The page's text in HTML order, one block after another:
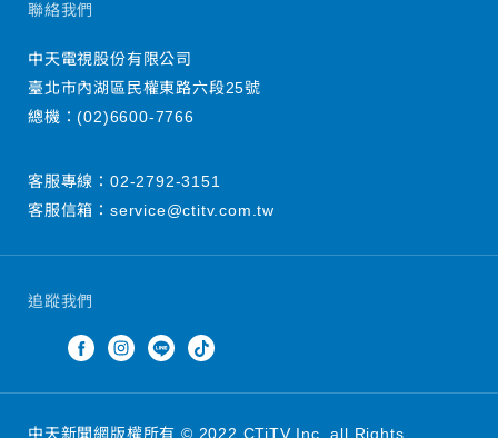
追蹤我們
聯絡我們
中天電視股份有限公司
臺北市內湖區民權東路六段25號
總機：(02)6600-7766
客服專線： 02-2792-3151
客服信箱： service@ctitv.com.tw
中天新聞網版權所有 © 2022 CTiTV Inc. all Rights